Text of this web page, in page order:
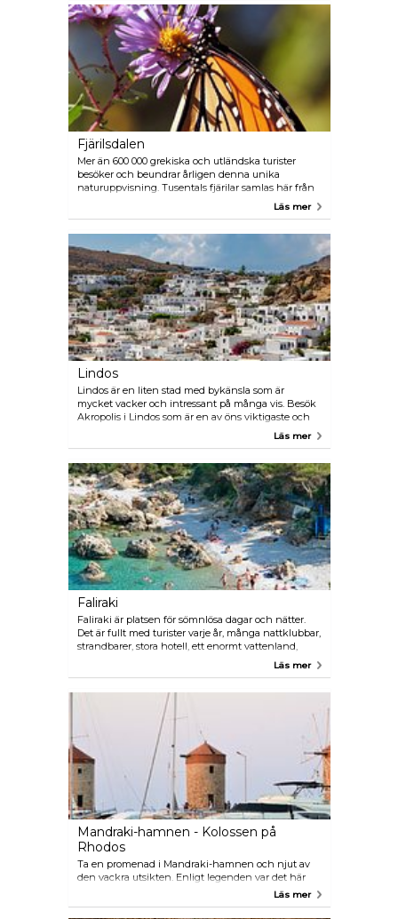
Fjärilsdalen
Mer än 600 000 grekiska och utländska turister
besöker och beundrar årligen denna unika
naturuppvisning. Tusentals fjärilar samlas här från
juli till september för att söka svalka och fuktighet.
Läs mer
Lindos
Lindos är en liten stad med bykänsla som är
mycket vacker och intressant på många vis. Besök
Akropolis i Lindos som är en av öns viktigaste och
mest imponerande arkeologiska platser. Bussen
Läs mer
Faliraki
Faliraki är platsen för sömnlösa dagar och nätter.
Det är fullt med turister varje år, många nattklubbar,
strandbarer, stora hotell, ett enormt vattenland,
bungyjumping, tennisbanor och fantastiskaLäs mer
Mandraki-hamnen - Kolossen på
Rhodos
Ta en promenad i Mandraki-hamnen och njut av
den vackra utsikten. Enligt legenden var det här
den berömda Kolossen på Rhodos restes. Statyn är
en bronsjätte på 34 meter och räknas till ett av
Läs mer